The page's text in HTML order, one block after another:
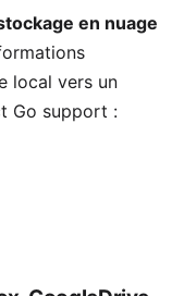
en nuage
local vers un
Go support :